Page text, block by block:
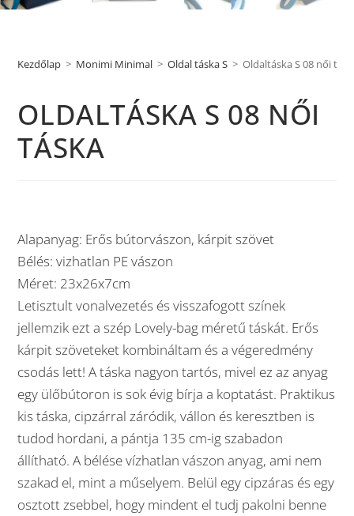
Kezdőlap > Monimi Minimal > Oldal táska S > Oldaltáska S 08 női
OLDALTÁSKA S 08 NŐI
TÁSKA
Alapanyag: Erős bútorvászon, kárpit szövet
Bélés: vizhatlan PE vászon
Méret: 23x26x7cm
Letisztult vonalvezetés és visszafogott színek
jellemzik ezt a szép Lovely-bag méretű táskát. Erős
kárpit szöveteket kombináltam és a végeredmény
csodás lett! A táska nagyon tartós, mivel ez az anyag
egy ülőbútoron is sok évig bírja a koptatást. Praktikus
kis táska, cipzárral záródik, vállon és keresztben is
tudod hordani, a pántja 135 cm-ig szabadon
állítható. A bélése vízhatlan vászon anyag, ami nem
szakad el, mint a műselyem. Belül egy cipzáras és egy
osztott zsebbel, hogy mindent el tudj pakolni benne